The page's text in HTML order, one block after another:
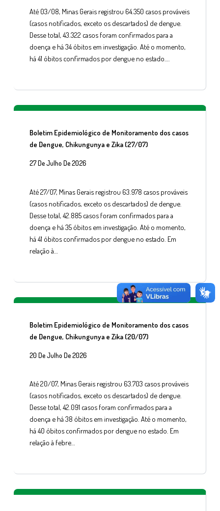
Até 03/08, Minas Gerais registrou 64.350 casos prováveis
(casos notificados, exceto os descartados) de dengue.
Desse total, 43.322 casos foram confirmados para a
doença e há 34 óbitos em investigação. Até o momento,
há 41 óbitos confirmados por dengue no estado….
Boletim Epidemiológico de Monitoramento dos casos
de Dengue, Chikungunya e Zika (27/07)
27 De Julho De 2026
Até 27/07, Minas Gerais registrou 63.978 casos prováveis
(casos notificados, exceto os descartados) de dengue.
Desse total, 42.885 casos foram confirmados para a
doença e há 35 óbitos em investigação. Até o momento,
há 41 óbitos confirmados por dengue no estado. Em
relação à…
Boletim Epidemiológico de Monitoramento dos casos
de Dengue, Chikungunya e Zika (20/07)
20 De Julho De 2026
Até 20/07, Minas Gerais registrou 63.703 casos prováveis
(casos notificados, exceto os descartados) de dengue.
Desse total, 42.091 casos foram confirmados para a
doença e há 38 óbitos em investigação. Até o momento,
há 40 óbitos confirmados por dengue no estado. Em
relação à febre…